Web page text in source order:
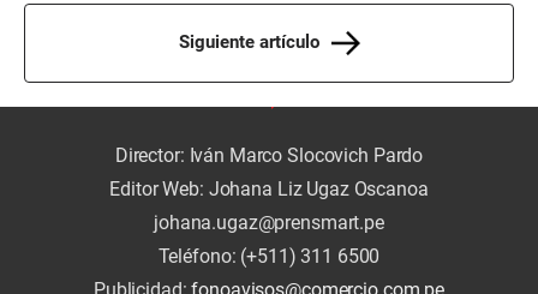
Siguiente artículo
Director: Iván Marco Slocovich Pardo
Editor Web: Johana Liz Ugaz Oscanoa
johana.ugaz@prensmart.pe
Teléfono: (+511) 311 6500